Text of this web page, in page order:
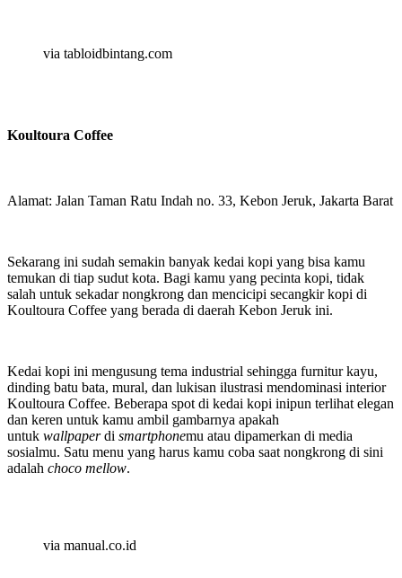
via tabloidbintang.com
Koultoura Coffee
Alamat: Jalan Taman Ratu Indah no. 33, Kebon Jeruk, Jakarta Barat
Sekarang ini sudah semakin banyak kedai kopi yang bisa kamu
temukan di tiap sudut kota. Bagi kamu yang pecinta kopi, tidak
salah untuk sekadar nongkrong dan mencicipi secangkir kopi di
Koultoura Coffee yang berada di daerah Kebon Jeruk ini.
Kedai kopi ini mengusung tema industrial sehingga furnitur kayu,
dinding batu bata, mural, dan lukisan ilustrasi mendominasi interior
Koultoura Coffee. Beberapa spot di kedai kopi inipun terlihat elegan
dan keren untuk kamu ambil gambarnya apakah
untuk wallpaperdi smartphonemu atau dipamerkan di media
sosialmu. Satu menu yang harus kamu coba saat nongkrong di sini
adalah choco mellow.
via manual.co.id